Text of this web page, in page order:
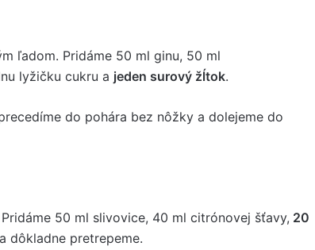
ľadom. Pridáme 50 ml ginu, 50 ml
lyžičku cukru a jeden surový žĺtok.
do pohára bez nôžky a dolejeme do
50 ml slivovice, 40 ml citrónovej šťavy, 20
dôkladne pretrepeme.